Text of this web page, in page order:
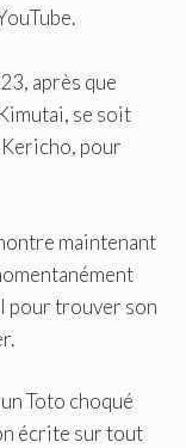
après que
se soit
pour
maintenant
pour trouver son
Toto choqué
écrite sur tout